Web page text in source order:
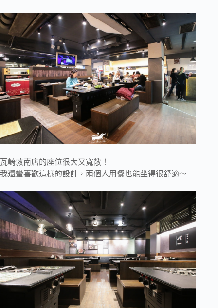
瓦崎敦南店的座位很大又寬敞！
我還蠻喜歡這樣的設計，兩個人用餐也能坐得很舒適～